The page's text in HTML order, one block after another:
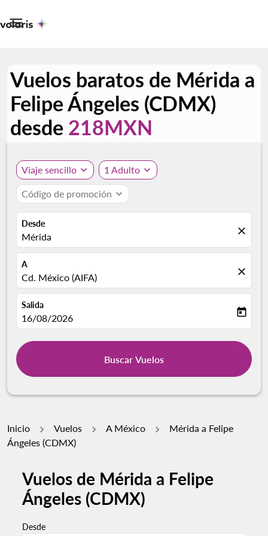

Vuelos baratos de Mérida a
Felipe Ángeles (CDMX)
desde 218MXN
Viaje sencillo expand_more 1 Adulto expand_more
Código de promoción expand_more
Desde
Mérida close
A
Cd. México (AIFA) close
Salida
fc-booking-departure-date-aria-label
16/08/2026 today
Buscar Vuelos
Inicio Vuelos A México
Mérida a Felipe
Ángeles (CDMX)
Vuelos de Mérida a Felipe
Ángeles (CDMX)
Desde